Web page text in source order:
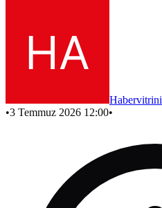
Habervitrini
•3 Temmuz 2026 12:00•